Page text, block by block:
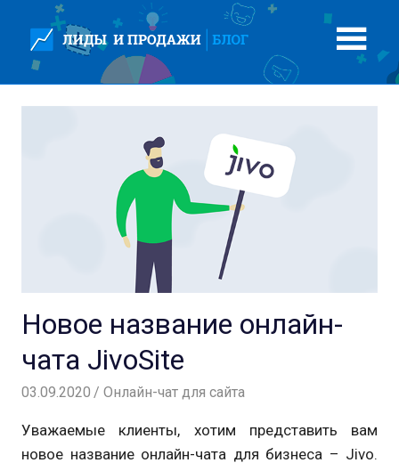
Перейти
содержимому
Новое название онлайн-
чата JivoSite
03.09.2020 Вероника
Онлайн-чат для сайта
Уважаемые клиенты, хотим представить вам
новое название онлайн-чата для бизнеса – Jivo.